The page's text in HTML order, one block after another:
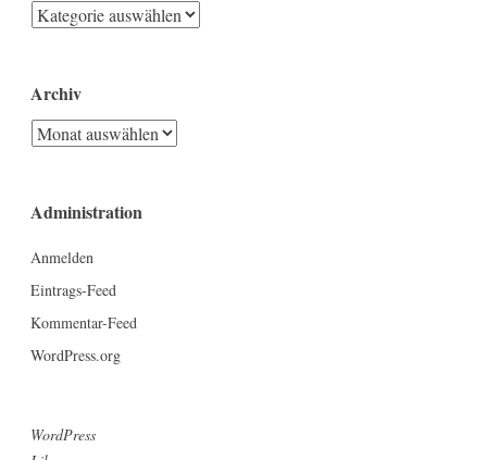
Kategorien
Archiv
Archiv
Administration
Anmelden
Eintrags-Feed
Kommentar-Feed
WordPress.org
WordPress